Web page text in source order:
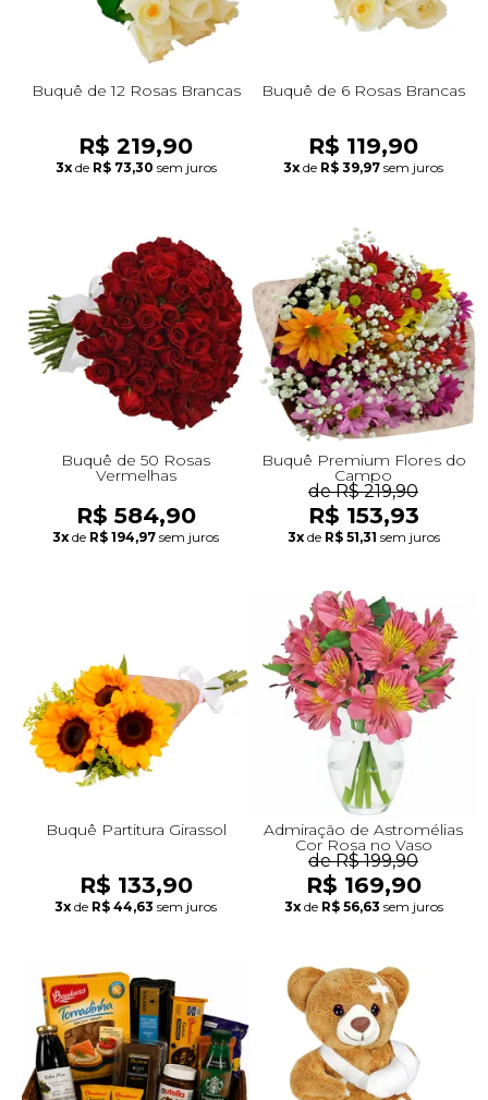
Buquê de 12 Rosas Brancas
R$ 219,90
3x de R$ 73,30 sem juros
Buquê de 6 Rosas Brancas
R$ 119,90
3x de R$ 39,97 sem juros
Buquê de 50 Rosas
Vermelhas
R$ 584,90
3x de R$ 194,97 sem juros
Buquê Premium Flores do
Campo
de R$ 219,90
R$ 153,93
3x de R$ 51,31 sem juros
Buquê Partitura Girassol
R$ 133,90
3x de R$ 44,63 sem juros
Admiração de Astromélias
Cor Rosa no Vaso
de R$ 199,90
R$ 169,90
3x de R$ 56,63 sem juros